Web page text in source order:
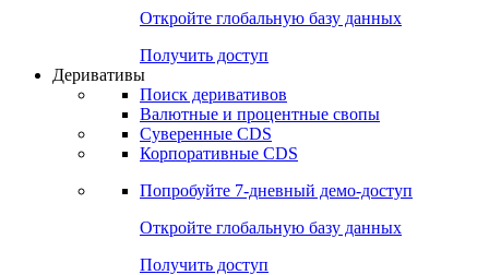
Откройте глобальную базу данных
Получить доступ
Деривативы
Поиск деривативов
Валютные и процентные свопы
Суверенные CDS
Корпоративные CDS
Попробуйте 7-дневный демо-доступ
Откройте глобальную базу данных
Получить доступ